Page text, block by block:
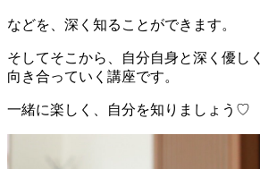
などを、深く知ることができます。
そしてそこから、自分自身と深く優しく
向き合っていく講座です。
一緒に楽しく、自分を知りましょう♡